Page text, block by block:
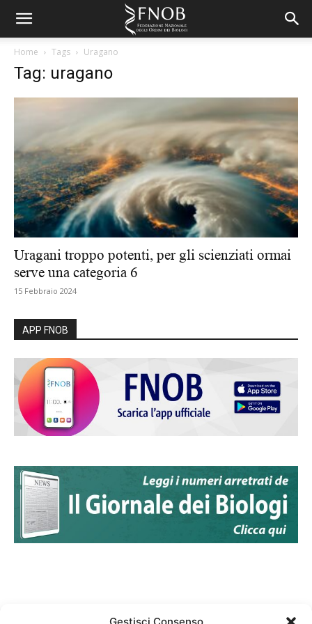
Home Tags Uragano
Tag: uragano
Uragani troppo potenti, per gli scienziati ormai
serve una categoria 6
15 Febbraio 2024
APP FNOB